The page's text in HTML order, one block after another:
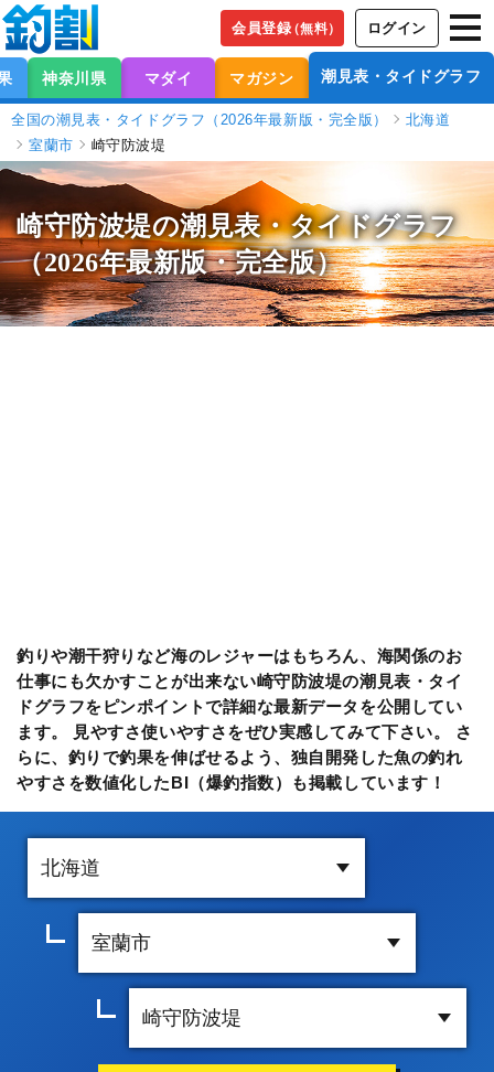
会員登録（無料） ログイン
神奈川県 マダイ マガジン 潮見表・タイドグラフ
全国の潮見表・タイドグラフ（2026年最新版・完全版）
北海道
室蘭市
崎守防波堤
崎守防波堤の潮見表・タイドグラフ
（2026年最新版・完全版）
釣りや潮干狩りなど海のレジャーはもちろん、海関係のお
仕事にも欠かすことが出来ない崎守防波堤の潮見表・タイ
ドグラフをピンポイントで詳細な最新データを公開してい
ます。 見やすさ使いやすさをぜひ実感してみて下さい。 さ
らに、釣りで釣果を伸ばせるよう、独自開発した魚の釣れ
やすさを数値化したBI（爆釣指数）も掲載しています！